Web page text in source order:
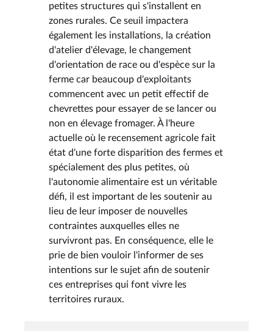
petites structures qui s'installent en
zones rurales. Ce seuil impactera
également les installations, la création
d'atelier d'élevage, le changement
d'orientation de race ou d'espèce sur la
ferme car beaucoup d'exploitants
commencent avec un petit effectif de
chevrettes pour essayer de se lancer ou
non en élevage fromager. À l'heure
actuelle où le recensement agricole fait
état d'une forte disparition des fermes et
spécialement des plus petites, où
l'autonomie alimentaire est un véritable
défi, il est important de les soutenir au
lieu de leur imposer de nouvelles
contraintes auxquelles elles ne
survivront pas. En conséquence, elle le
prie de bien vouloir l'informer de ses
intentions sur le sujet afin de soutenir
ces entreprises qui font vivre les
territoires ruraux.